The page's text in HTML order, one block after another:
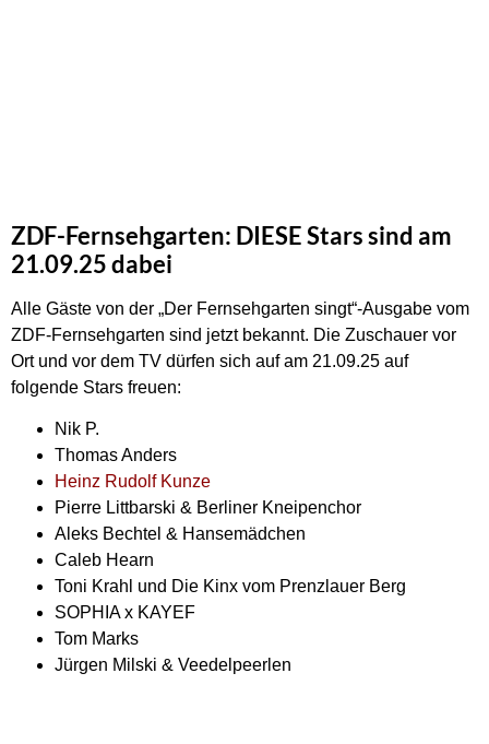
ZDF-Fernsehgarten: DIESE Stars sind am
21.09.25 dabei
Alle Gäste von der „Der Fernsehgarten singt“-Ausgabe vom
ZDF-Fernsehgarten sind jetzt bekannt. Die Zuschauer vor
Ort und vor dem TV dürfen sich auf am 21.09.25 auf
folgende Stars freuen:
Nik P.
Thomas Anders
Heinz Rudolf Kunze
Pierre Littbarski & Berliner Kneipenchor
Aleks Bechtel & Hansemädchen
Caleb Hearn
Toni Krahl und Die Kinx vom Prenzlauer Berg
SOPHIA x KAYEF
Tom Marks
Jürgen Milski & Veedelpeerlen